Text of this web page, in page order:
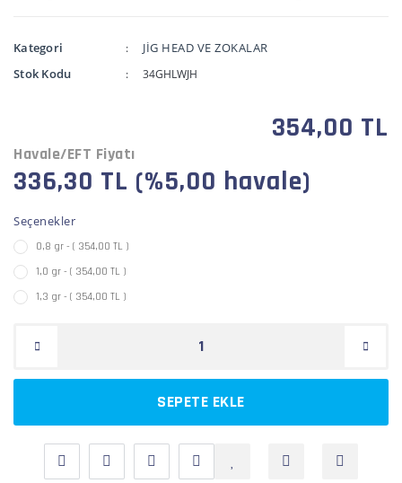
Kategori
JİG HEAD VE ZOKALAR
Stok Kodu
34GHLWJH
354,00 TL
Havale/EFT Fiyatı
336,30 TL (%5,00 havale)
Seçenekler
0,8 gr - ( 354,00 TL )
1,0 gr - ( 354,00 TL )
1,3 gr - ( 354,00 TL )
SEPETE EKLE